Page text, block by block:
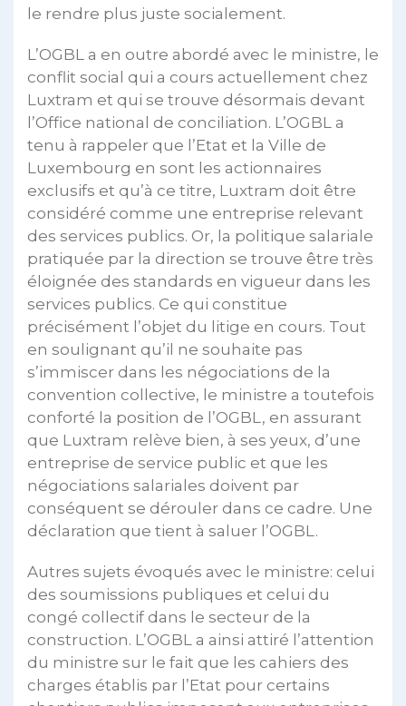
le rendre plus juste socialement.
L’OGBL a en outre abordé avec le ministre, le
conflit social qui a cours actuellement chez
Luxtram et qui se trouve désormais devant
l’Office national de conciliation. L’OGBL a
tenu à rappeler que l’Etat et la Ville de
Luxembourg en sont les actionnaires
exclusifs et qu’à ce titre, Luxtram doit être
considéré comme une entreprise relevant
des services publics. Or, la politique salariale
pratiquée par la direction se trouve être très
éloignée des standards en vigueur dans les
services publics. Ce qui constitue
précisément l’objet du litige en cours. Tout
en soulignant qu’il ne souhaite pas
s’immiscer dans les négociations de la
convention collective, le ministre a toutefois
conforté la position de l’OGBL, en assurant
que Luxtram relève bien, à ses yeux, d’une
entreprise de service public et que les
négociations salariales doivent par
conséquent se dérouler dans ce cadre. Une
déclaration que tient à saluer l’OGBL.
Autres sujets évoqués avec le ministre: celui
des soumissions publiques et celui du
congé collectif dans le secteur de la
construction. L’OGBL a ainsi attiré l’attention
du ministre sur le fait que les cahiers des
charges établis par l’Etat pour certains